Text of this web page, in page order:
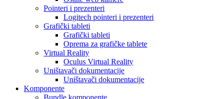
Pointeri i prezenteri
Logitech pointeri i prezenteri
Grafički tableti
Grafički tableti
Oprema za grafičke tablete
Virtual Reality
Oculus Virtual Reality
Uništavači dokumentacije
Uništavači dokumentacije
Komponente
Bundle komponente